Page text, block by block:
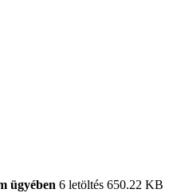
ügyében 6 letöltés 650.22 KB